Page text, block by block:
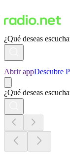
¿Qué deseas
Abrir appDescubre
¿Qué deseas